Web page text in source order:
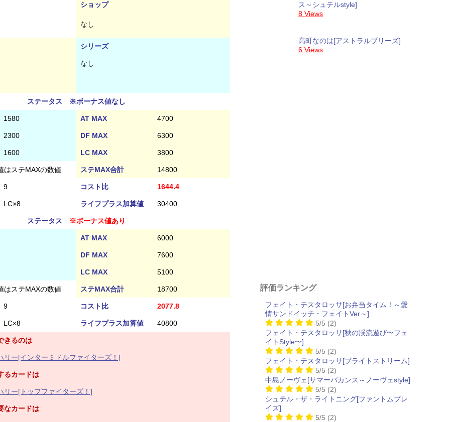
ショップ
なし
シリーズ
なし
ステータス ※ボーナス値なし
1580 AT MAX 4700
2300 DF MAX 6300
1600 LC MAX 3800
はステMAXの数値 ステMAX合計 14800
9 コスト比 1644.4
LC×8 ライフプラス加算値 30400
ステータス ※ボーナス値あり
AT MAX 6000
DF MAX 7600
LC MAX 5100
はステMAXの数値 ステMAX合計 18700
9 コスト比 2077.8
LC×8 ライフプラス加算値 40800
きるのは
リー[インターミドルファイターズ！]
るカードは
リー[トップファイターズ！]
なカードは
ス～シュテルstyle]
8 Views
高町なのは[アストラルブリーズ]
6 Views
評価ランキング
フェイト・テスタロッサ[お弁当タイム！～愛
情サンドイッチ・フェイトVer～]
5/5 (2)
フェイト・テスタロッサ[秋の渓流遊び〜フェ
イトStyle〜]
5/5 (2)
フェイト・テスタロッサ[ブライトストリーム]
5/5 (2)
中島ノーヴェ[サマーバカンス～ノーヴェstyle]
5/5 (2)
シュテル・ザ・ライトニング[ファントムブレ
イズ]
5/5 (2)